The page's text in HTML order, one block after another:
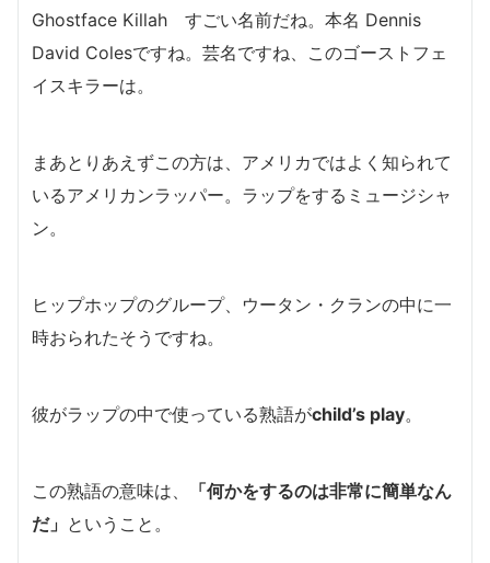
Ghostface Killah すごい名前だね。本名 Dennis
David Colesですね。芸名ですね、このゴーストフェ
イスキラーは。
まあとりあえずこの方は、アメリカではよく知られて
いるアメリカンラッパー。ラップをするミュージシャ
ン。
ヒップホップのグループ、ウータン・クランの中に一
時おられたそうですね。
彼がラップの中で使っている熟語がchild’s play。
この熟語の意味は、
「何かをするのは非常に簡単なん
だ」 ということ。